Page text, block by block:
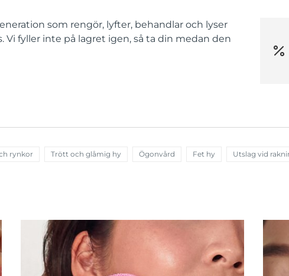
som rengör, lyfter, behandlar och lyser
Vi fyller inte på lagret igen, så ta din medan den
rynkor Trött och glåmig hy Ögonvård Fet hy Utslag vid